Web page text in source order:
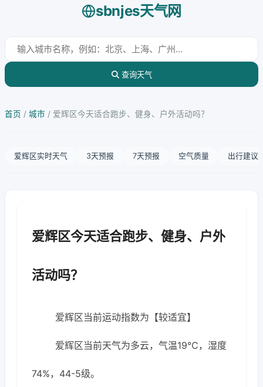
sbnjes天气网
查询天气
首页 / 城市 / 爱辉区今天适合跑步、健身、户外活动吗？
爱辉区实时天气 3天预报 7天预报 空气质量 出行建议
爱辉区今天适合跑步、健身、户外
活动吗？
爱辉区当前运动指数为【较适宜】
爱辉区当前天气为多云，气温19℃，湿度
74%，44-5级。